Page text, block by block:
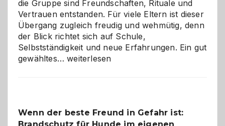
die Gruppe sind Freundschaften, Rituale und
Vertrauen entstanden. Für viele Eltern ist dieser
Übergang zugleich freudig und wehmütig, denn
der Blick richtet sich auf Schule,
Selbstständigkeit und neue Erfahrungen. Ein gut
gewähltes…Abschied
und
weiterlesen
Wenn der beste Freund in Gefahr ist: